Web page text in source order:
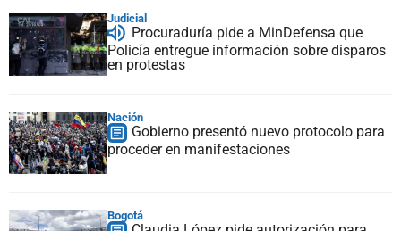
Judicial
Procuraduría pide a MinDefensa que
Policía entregue información sobre disparos
en protestas
Nación
Gobierno presentó nuevo protocolo para
proceder en manifestaciones
Bogotá